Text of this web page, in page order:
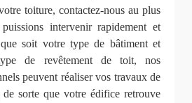
toiture, contactez-nous au plus
intervenir rapidement et
soit votre type de bâtiment et
de revêtement de toit, nos
peuvent réaliser vos travaux de
de sorte que votre édifice retrouve